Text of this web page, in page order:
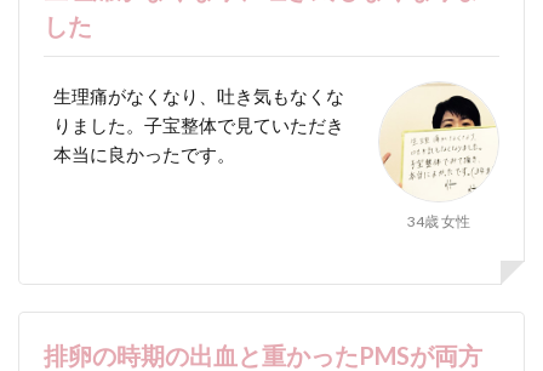
した
34歳 女性
生理痛がなくなり、吐き気もなくな
りました。子宝整体で見ていただき
本当に良かったです。
排卵の時期の出血と重かったPMSが両方